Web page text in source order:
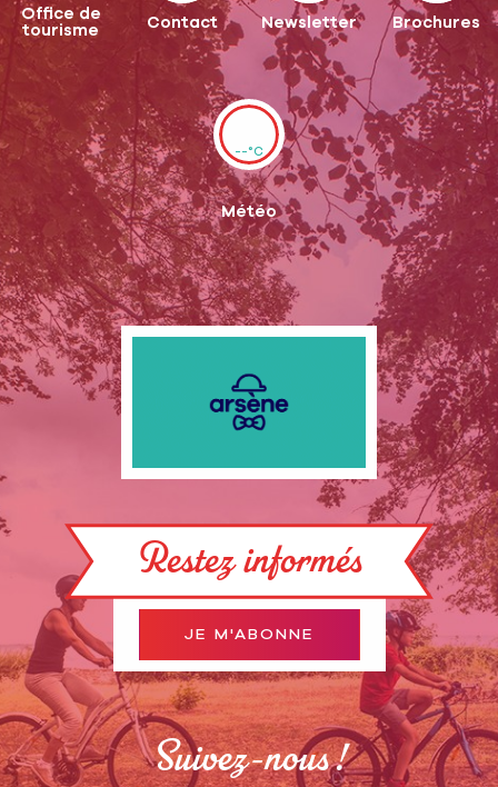
Office de
tourisme
Contact Newsletter Brochures
--°C
Météo
Restez informés
JE M'ABONNE
Suivez-nous !